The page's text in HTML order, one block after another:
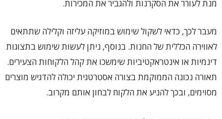
מנת לעורר את הסקרנות ולהגביר את המכירות.
מעבר לכך, כדאי לשקול שימוש במוזיקה עליזה וקלילה שתתאים
לאווירה הכללית של החנות. בנוסף, ניתן לעשות שימוש בתצוגות
דינמיות או אינטראקטיביות שימשכו את קהל הלקוחות הצעירים.
תאורה נכונה הממוקמת בצורה אסטרטגית יכולה להדגיש מוצרים
מסוימים, ובכך להניע את הלקוח לבחון אותם מקרוב.